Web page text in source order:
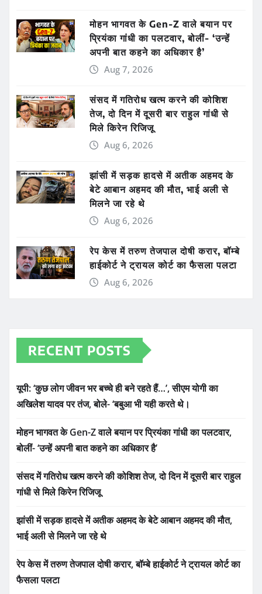
मोहन भागवत के Gen-Z वाले बयान पर
प्रियंका गांधी का पलटवार, बोलीं- ‘उन्हें
अपनी बात कहने का अधिकार है’
Aug 7, 2026
संसद में गतिरोध खत्म करने की कोशिश
तेज, दो दिन में दूसरी बार राहुल गांधी से
मिले किरेन रिजिजू
Aug 6, 2026
झांसी में सड़क हादसे में अतीक अहमद के
बेटे आबान अहमद की मौत, भाई अली से
मिलने जा रहे थे
Aug 6, 2026
रेप केस में तरुण तेजपाल दोषी करार, बॉम्बे
हाईकोर्ट ने ट्रायल कोर्ट का फैसला पलटा
Aug 6, 2026
RECENT POSTS
यूपी: ‘कुछ लोग जीवन भर बच्चे ही बने रहते हैं…’, सीएम योगी का
अखिलेश यादव पर तंज, बोले- ‘बबुआ भी यही करते थे।
मोहन भागवत के Gen-Z वाले बयान पर प्रियंका गांधी का पलटवार,
बोलीं- ‘उन्हें अपनी बात कहने का अधिकार है’
संसद में गतिरोध खत्म करने की कोशिश तेज, दो दिन में दूसरी बार राहुल
गांधी से मिले किरेन रिजिजू
झांसी में सड़क हादसे में अतीक अहमद के बेटे आबान अहमद की मौत,
भाई अली से मिलने जा रहे थे
रेप केस में तरुण तेजपाल दोषी करार, बॉम्बे हाईकोर्ट ने ट्रायल कोर्ट का
फैसला पलटा